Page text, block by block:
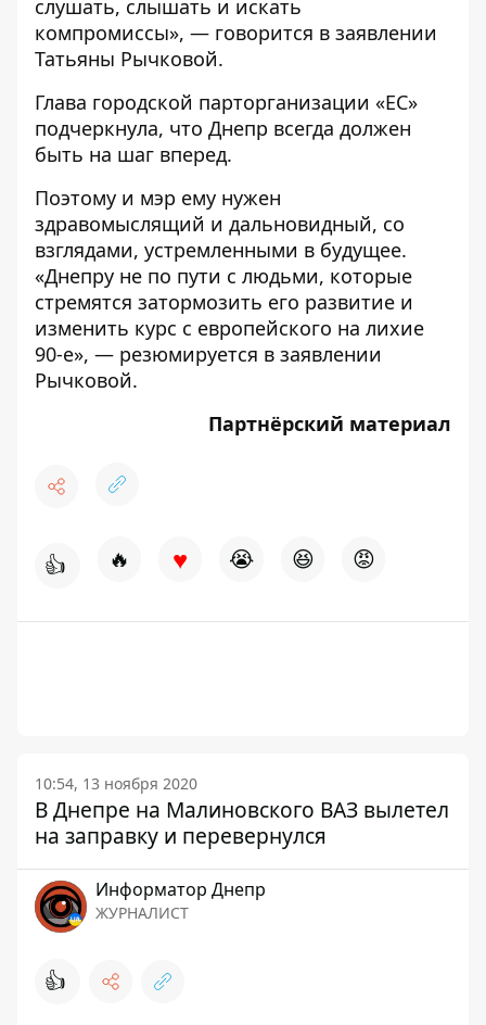
слушать, слышать и искать
компромиссы», — говорится в заявлении
Татьяны Рычковой.
Глава городской парторганизации «ЕС»
подчеркнула, что Днепр всегда должен
быть на шаг вперед.
Поэтому и мэр ему нужен
здравомыслящий и дальновидный, со
взглядами, устремленными в будущее.
«Днепру не по пути с людьми, которые
стремятся затормозить его развитие и
изменить курс с европейского на лихие
90-е», — резюмируется в заявлении
Рычковой.
Партнёрский материал
👍 🔥 ♥ 😭 😆 😡
10:54, 13 ноября 2020
В Днепре на Малиновского ВАЗ вылетел
на заправку и перевернулся
Информатор Днепр
ЖУРНАЛИСТ
👍